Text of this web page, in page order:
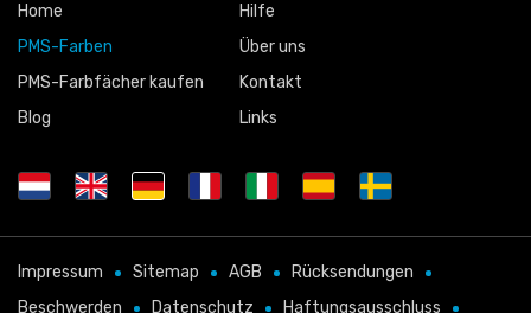
Home
PMS-Farben
PMS-Farbfächer kaufen
Blog
Hilfe
Über uns
Kontakt
Links
Impressum Sitemap AGB
Rücksendungen
Beschwerden
Datenschutz Haftungsausschluss